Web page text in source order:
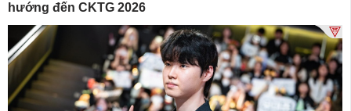
hướng đến CKTG 2026